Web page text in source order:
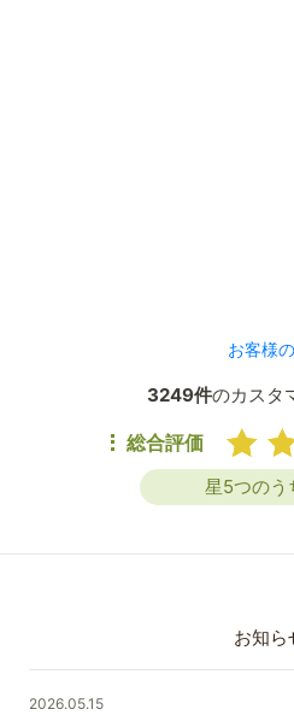
お客様
3249件のカスタ
総合評価
星5つのう
お知ら
2026.05.15